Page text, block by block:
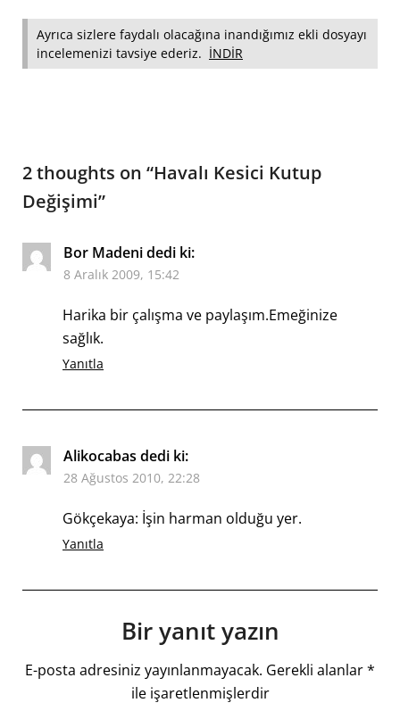
Ayrıca sizlere faydalı olacağına inandığımız ekli dosyayı
incelemenizi tavsiye ederiz. İNDİR
2 thoughts on “Havalı Kesici Kutup
Değişimi”
Bor Madenidedi ki:
8 Aralık 2009, 15:42
Harika bir çalışma ve paylaşım.Emeğinize
sağlık.
Yanıtla
Alikocabas dedi ki:
28 Ağustos 2010, 22:28
Gökçekaya: İşin harman olduğu yer.
Yanıtla
Bir yanıt yazın
E-posta adresiniz yayınlanmayacak. Gerekli alanlar*
ile işaretlenmişlerdir